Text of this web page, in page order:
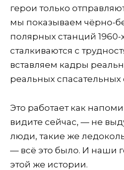
герои только
мы показываем чёрно-
полярных станций 1960-
сталкиваются с
вставляем кадры
реальных
Это работает как
видите сейчас, — не
люди, такие же
— всё это было. И наши
этой же истории.